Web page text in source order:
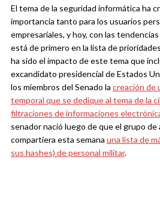
El tema de la seguridad informática ha
importancia tanto para los usuarios
empresariales, y hoy, con las
está de primero en la lista de
ha sido el impacto de este tema que
excandidato presidencial de Estados
los miembros del Senado la creación de
temporal que se dedique al tema de la
filtraciones de informaciones
senador nació luego de que el grupo
compartiera esta semana una lista de
sus hashes) de personal militar.